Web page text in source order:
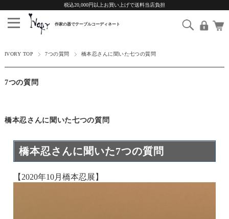
税込20,000円以上お買い上げで送料当店負担
IVORY TOP 7つの質問 橋本忍さんに聞いた七つの質問
7つの質問
橋本忍さんに聞いた七つの質問
橋本忍さんに聞いた7つの質問
【2020年10月橋本忍展】